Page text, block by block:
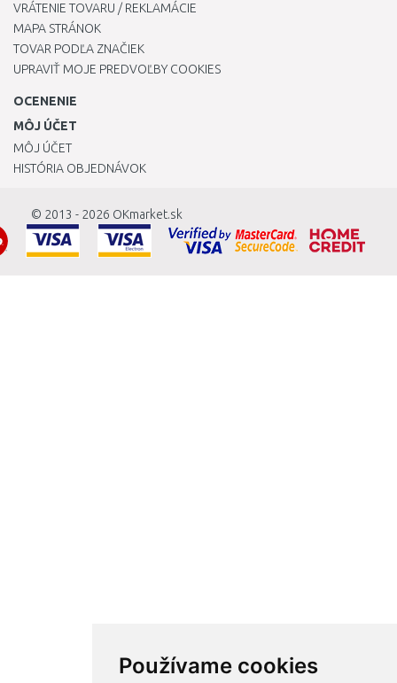
Používame cookies
VRÁTENIE TOVARU / REKLAMÁCIE
MAPA STRÁNOK
TOVAR PODĽA ZNAČIEK
UPRAVIŤ MOJE PREDVOĽBY COOKIES
OCENENIE
MÔJ ÚČET
MÔJ ÚČET
HISTÓRIA OBJEDNÁVOK
© 2013 - 2026 OKmarket.sk